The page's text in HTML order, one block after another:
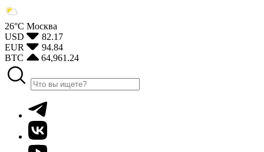
26°С Москва
USD
82.17
EUR
94.84
BTC
64,961.24